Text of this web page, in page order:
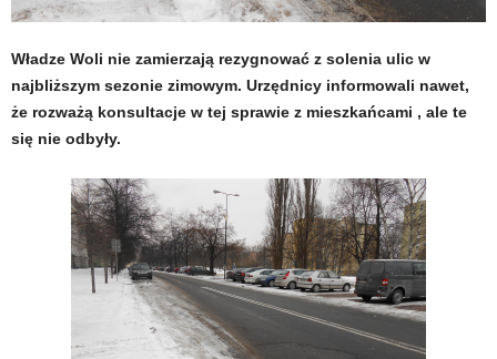
Władze Woli nie zamierzają rezygnować z solenia ulic w
najbliższym sezonie zimowym. Urzędnicy informowali nawet,
że rozważą konsultacje w tej sprawie z mieszkańcami , ale te
się nie odbyły.